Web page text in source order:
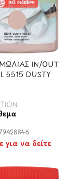
IN/OUT
5515 DUSTY
για να δείτε